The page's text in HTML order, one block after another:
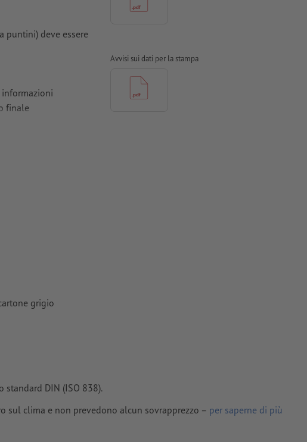
puntini) deve essere
finale
Avvisi sui dati per la stampa
grigio
DIN (ISO 838).
sul clima e non prevedono alcun sovrapprezzo – per saperne di più